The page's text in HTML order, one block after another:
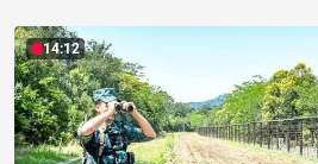
14:12